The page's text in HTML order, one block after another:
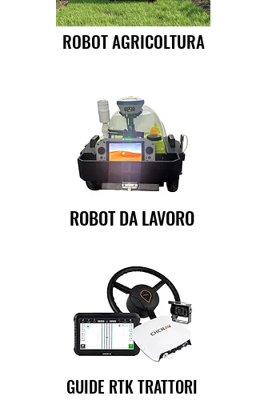
GUIDE RTK TRATTORI
ROBOT AGRICOLTURA
ROBOT DA LAVORO